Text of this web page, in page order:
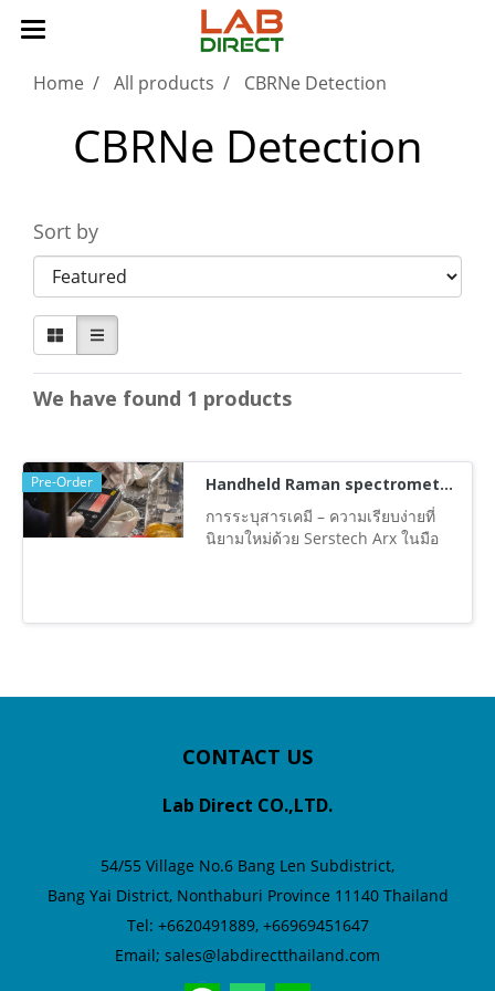
Home All products CBRNe Detection
CBRNe Detection
Sort by
We have found 1 products
Pre-Order
Handheld Raman spectrometer
การระบุสารเคมี – ความเรียบง่ายที่
นิยามใหม่ด้วย Serstech Arx ในมือ
วินาทีด้วยการกดปุ่มเพียงครั้งเดียว
Serstech Arx in hand, any
Scan gives an accurate result
press of a button.
CONTACT US
Lab Direct CO.,LTD.
54/55 Village No.6 Bang Len Subdistrict,
Bang Yai District, Nonthaburi Province 11140 Thailand
Tel: +6620491889, +66969451647
Email; sales@labdirectthailand.com